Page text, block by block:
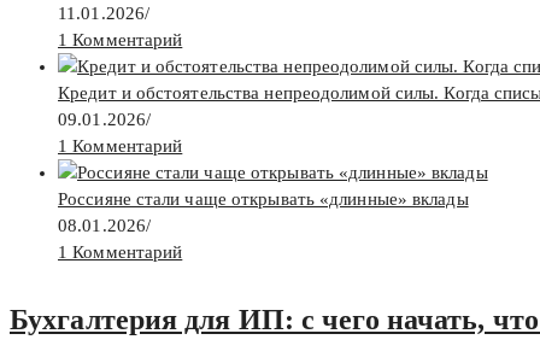
11.01.2026/
1 Комментарий
Кредит и обстоятельства непреодолимой силы. Когда
09.01.2026/
1 Комментарий
Россияне стали чаще открывать «длинные» вклады
08.01.2026/
1 Комментарий
Бухгалтерия для ИП: с чего начать,